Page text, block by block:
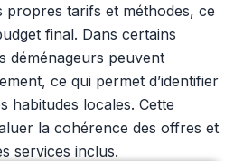
propres tarifs et méthodes, ce
final. Dans certains
déménageurs peuvent
ce qui permet d’identifier
habitudes locales. Cette
la cohérence des offres et
services inclus.